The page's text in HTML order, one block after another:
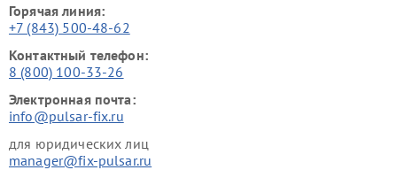
Горячая линия:
+7 (843) 500-48-62
Контактный телефон:
8 (800) 100-33-26
Электронная почта:
info@pulsar-fix.ru
для юридических лиц
manager@fix-pulsar.ru